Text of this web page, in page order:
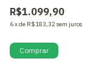
R$1.099,90
6xde R$183,32sem juros
Comprar